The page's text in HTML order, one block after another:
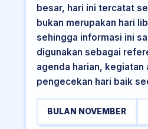
besar, hari ini tercatat
bukan merupakan hari
sehingga informasi ini
digunakan sebagai
agenda harian, kegiatan
pengecekan hari baik
BULAN NOVEMBER